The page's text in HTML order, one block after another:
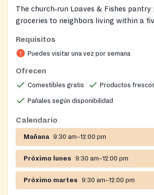
The church‑run Loaves & Fishes pantry
groceries to neighbors living within a
posted pantry hours.
Requisitos
Puedes visitar una vez por semana
Ofrecen
Comestibles gratis Productos
Pañales según disponibilidad
Calendario
Mañana 9:30 am–12:00 pm
Próximo lunes 9:30 am–12:00 pm
Próximo martes 9:30 am–12:00 pm